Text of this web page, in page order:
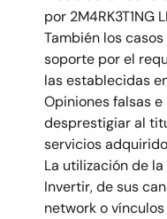
por 2M4RK3T1NG
También los
soporte por el
las establecidas
Opiniones falsas
desprestigiar al
servicios
La utilización de
Invertir, de sus
network o